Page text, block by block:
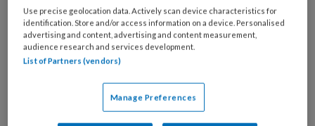
Atheroomcyste
Use precise geolocation data. Actively scan device characteristics for
identification. Store and/or access information on a device. Personalised
advertising and content, advertising and content measurement,
audience research and services development.
List of Partners (vendors)
Manage Preferences